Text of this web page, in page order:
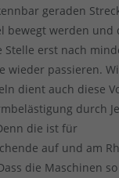
geraden
bewegt werden und
Stelle erst nach
wieder passieren.
dient auch diese
durch
die ist für
auf und am
die Maschinen